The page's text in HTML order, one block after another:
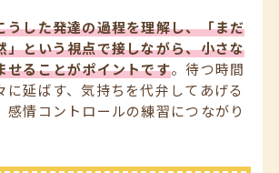
うした発達の過程を理解し、「まだ
」という視点で接しながら、小さな
せることがポイントです。待つ時間
に延ばす、気持ちを代弁してあげる
感情コントロールの練習につながり